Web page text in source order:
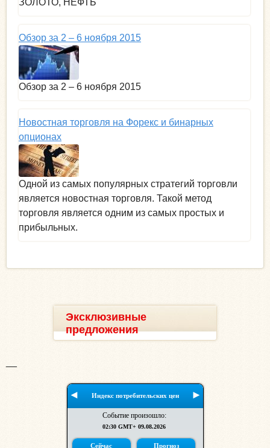
ЗОЛОТО, НЕФТЬ
Обзор за 2 – 6 ноября 2015
Обзор за 2 – 6 ноября 2015
Новостная торговля на Форекс и бинарных
опционах
Одной из самых популярных стратегий торговли
является новостная торговля. Такой метод
торговля является одним из самых простых и
прибыльных.
Эксклюзивные
предложения